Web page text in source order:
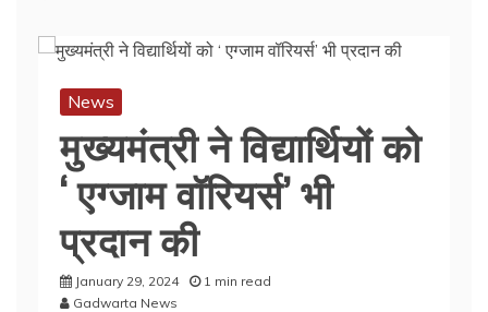
News
मुख्यमंत्री ने विद्यार्थियों को
‘ एग्जाम वॉरियर्स’ भी
प्रदान की
January 29, 2024
1 min read
Gadwarta News